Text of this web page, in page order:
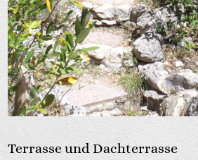
Terrasse und Dachterrasse